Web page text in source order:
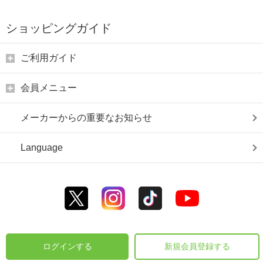
ショッピングガイド
ご利用ガイド
会員メニュー
メーカーからの重要なお知らせ
Language
ログインする 新規会員登録する